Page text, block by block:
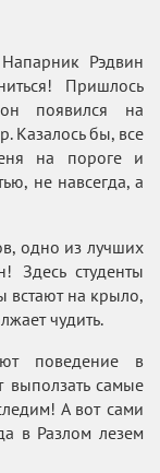
Рэдвин
Пришлось
появился на
Казалось бы, все
на пороге и
не навсегда, а
одно из лучших
Здесь студенты
встают на крыло,
чудить.
поведение в
самые
А вот сами
в Разлом лезем